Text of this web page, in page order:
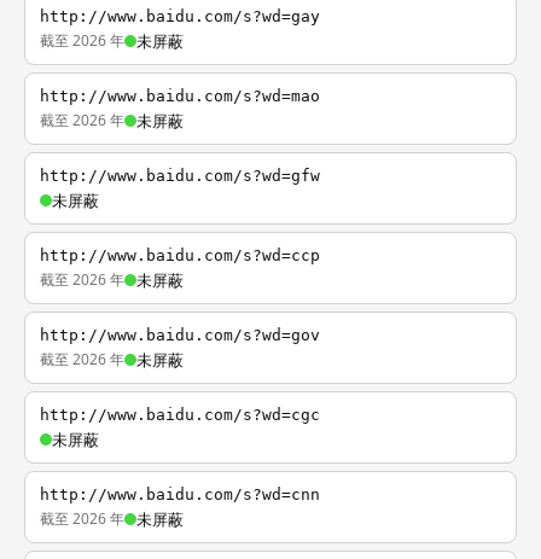
http://www.baidu.com/s?wd=gay
截至 2026 年 未屏蔽
http://www.baidu.com/s?wd=mao
截至 2026 年 未屏蔽
http://www.baidu.com/s?wd=gfw
未屏蔽
http://www.baidu.com/s?wd=ccp
截至 2026 年 未屏蔽
http://www.baidu.com/s?wd=gov
截至 2026 年 未屏蔽
http://www.baidu.com/s?wd=cgc
未屏蔽
http://www.baidu.com/s?wd=cnn
截至 2026 年 未屏蔽